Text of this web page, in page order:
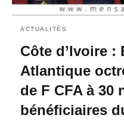
ACTUALITÉS
Côte d’Ivoire :
Atlantique
de F CFA à 30
bénéficiaires